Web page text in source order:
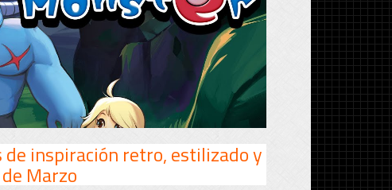
de inspiración retro, estilizado y
Marzo